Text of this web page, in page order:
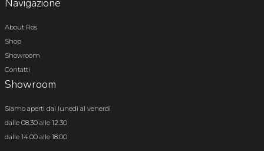
Navigazione
About Ros
Shop
Showroom
Contatti
Showroom
Siamo aperti dal lunedì al venerdì
dalle 08.30 alle 12.30
dalle 14.00 alle 18.00